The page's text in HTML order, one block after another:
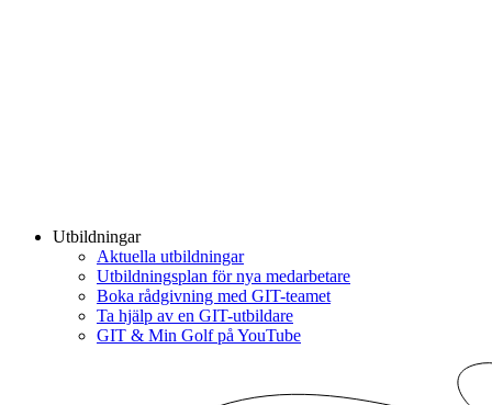
Utbildningar
Aktuella utbildningar
Utbildningsplan för nya medarbetare
Boka rådgivning med GIT-teamet
Ta hjälp av en GIT-utbildare
GIT & Min Golf på YouTube